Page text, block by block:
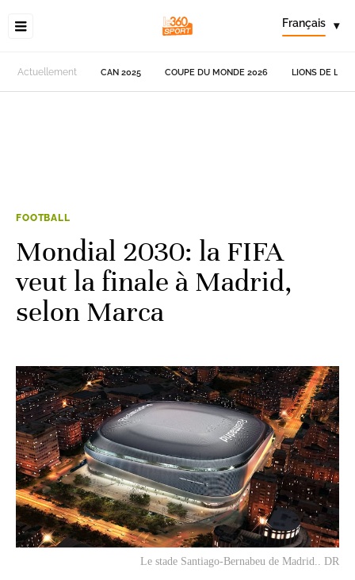
Français ▾
Actuellement CAN 2025 COUPE DU MONDE 2026 LIONS DE
FOOTBALL
Mondial 2030: la FIFA
veut la finale à Madrid,
selon Marca
Le stade Santiago-Bernabeu de Madrid.. DR